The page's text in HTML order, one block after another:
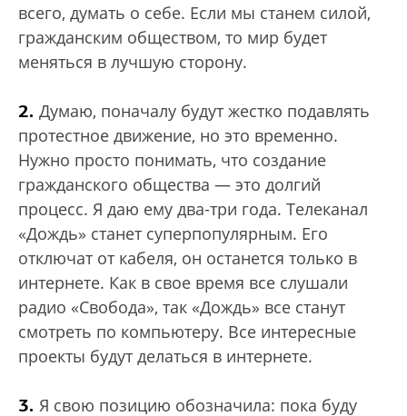
всего, думать о себе. Если мы станем силой,
гражданским обществом, то мир будет
меняться в лучшую сторону.
2. Думаю, поначалу будут жестко подавлять
протестное движение, но это временно.
Нужно просто понимать, что создание
гражданского общества — это долгий
процесс. Я даю ему два-три года. Телеканал
«Дождь» станет суперпопулярным. Его
отключат от кабеля, он останется только в
интернете. Как в свое время все слушали
радио «Свобода», так «Дождь» все станут
смотреть по компьютеру. Все интересные
проекты будут делаться в интернете.
3. Я свою позицию обозначила: пока буду